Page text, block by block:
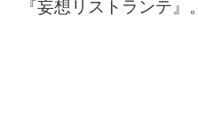
『妄想リストランテ』。